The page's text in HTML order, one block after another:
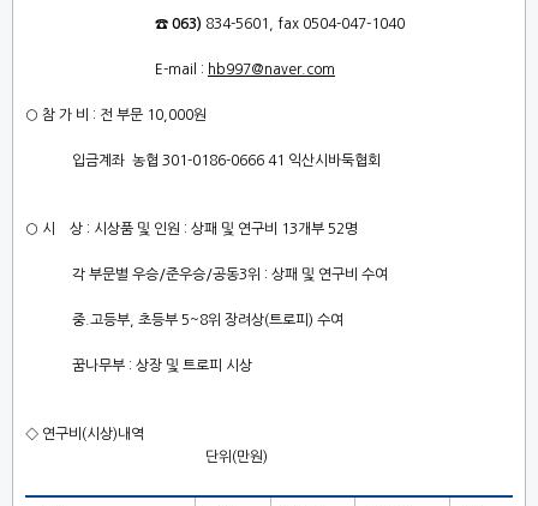
☎ 063) 834-5601, fax 0504-047-1040
E-mail : hb997@naver.com
○ 참 가 비 : 전 부문 10,000원
입금계좌 농협 301-0186-0666 41 익산시바둑협회
○ 시 상 : 시상품 및 인원 : 상패 및 연구비 13개부 52명
각 부문별 우승/준우승/공동3위 : 상패 및 연구비 수여
중 고등부 초등부 5~8위 장려상(트로피 ) 수여
꿈나무부 : 상장 및 트로피 시상
◇ 연구비 (시상)내역
단위 (만원)